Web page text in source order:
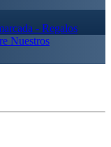
- Regalos
Nuestros